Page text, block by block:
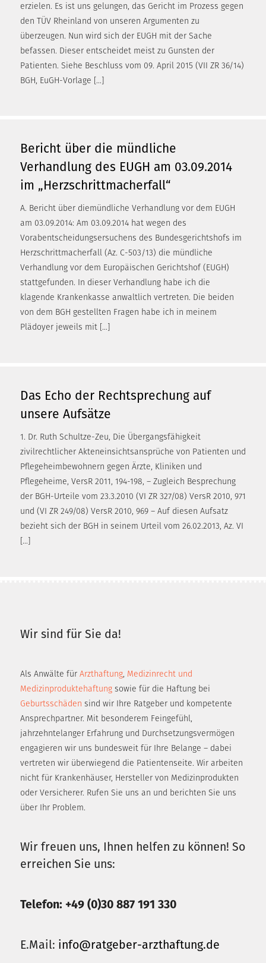
erzielen. Es ist uns gelungen, das Gericht im Prozess gegen
den TÜV Rheinland von unseren Argumenten zu
überzeugen. Nun wird sich der EUGH mit der Sache
befassen. Dieser entscheidet meist zu Gunsten der
Patienten. Siehe Beschluss vom 09. April 2015 (VII ZR 36/14)
BGH, EuGH-Vorlage […]
Bericht über die mündliche
Verhandlung des EUGH am 03.09.2014
im „Herzschrittmacherfall“
A. Bericht über diemündliche Verhandlung vor dem EUGH
am 03.09.2014: Am 03.09.2014 hat wegen des
Vorabentscheidungsersuchens des Bundesgerichtshofs im
Herzschrittmacherfall (Az. C-503/13) die mündliche
Verhandlung vor dem Europäischen Gerichtshof (EUGH)
stattgefunden. In dieser Verhandlung habe ich die
klagende Krankenkasse anwaltlich vertreten. Die beiden
von dem BGH gestellten Fragen habe ich in meinem
Plädoyer jeweils mit […]
Das Echo der Rechtsprechung auf
unsere Aufsätze
1. Dr. Ruth Schultze-Zeu, Die Übergangsfähigkeit
zivilrechtlicher Akteneinsichtsansprüche von Patienten und
Pflegeheimbewohnern gegen Ärzte, Kliniken und
Pflegeheime, VersR 2011, 194-198, – Zugleich Besprechung
der BGH-Urteile vom 23.3.2010 (VI ZR 327/08) VersR 2010, 971
und (VI ZR 249/08) VersR 2010, 969 – Auf diesen Aufsatz
bezieht sich der BGH in seinem Urteil vom 26.02.2013, Az. VI
[…]
Wir sind für Sie da!
Als Anwälte für Arzthaftung, Medizinrecht und
Medizinproduktehaftungsowie für die Haftung bei
Geburtsschäden sind wir Ihre Ratgeber und kompetente
Ansprechpartner. Mit besonderem Feingefühl,
jahrzehntelanger Erfahrung und Durchsetzungsvermögen
engagieren wir uns bundesweit für Ihre Belange – dabei
vertreten wir überwiegend die Patientenseite. Wir arbeiten
nicht für Krankenhäuser, Hersteller von Medizinprodukten
oder Versicherer. Rufen Sie uns an und berichten Sie uns
über Ihr Problem.
Wir freuen uns, Ihnen helfen zu können! So
erreichen Sie uns:
Telefon: +49 (0)30 887 191 330
E.Mail: info@ratgeber-arzthaftung.de